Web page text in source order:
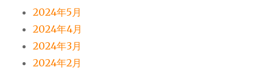
2024年5月
2024年4月
2024年3月
2024年2月